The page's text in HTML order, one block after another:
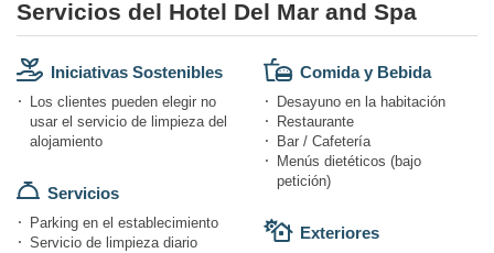
Servicios del Hotel Del Mar and Spa
Iniciativas Sostenibles
Los clientes pueden elegir no
usar el servicio de limpieza del
alojamiento
Servicios
Parking en el establecimiento
Servicio de limpieza diario
Comida y Bebida
Desayuno en la habitación
Restaurante
Bar / Cafetería
Menús dietéticos (bajo
petición)
Exteriores